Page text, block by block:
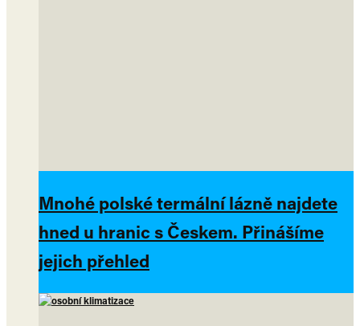
Mnohé polské termální lázně najdete
hned u hranic s Českem. Přinášíme
jejich přehled